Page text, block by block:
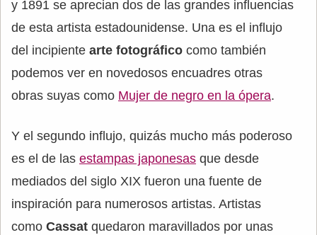
y 1891 se aprecian dos de las grandes influencias
de esta artista estadounidense. Una es el influjo
del incipiente arte fotográfico como también
podemos ver en novedosos encuadres otras
obras suyas como Mujer de negro en la ópera.
Y el segundo influjo, quizás mucho más poderoso
es el de las estampas japonesas que desde
mediados del siglo XIX fueron una fuente de
inspiración para numerosos artistas. Artistas
como Cassat quedaron maravillados por unas